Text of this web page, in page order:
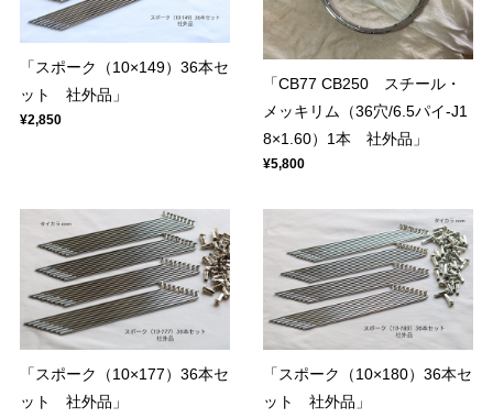
「スポーク（10×149）36本セ
ット 社外品」
¥2,850
「CB77 CB250 スチール・
メッキリム（36穴/6.5パイ-J1
8×1.60）1本 社外品」
¥5,800
「スポーク（10×177）36本セ
ット 社外品」
「スポーク（10×180）36本セ
ット 社外品」